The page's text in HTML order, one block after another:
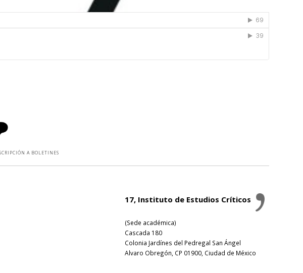
A BOLETINES
17, Instituto de Estudios Críticos
(Sede académica)
Cascada 180
Colonia Jardínes del Pedregal San Ángel
Alvaro Obregón, CP 01900, Ciudad de México